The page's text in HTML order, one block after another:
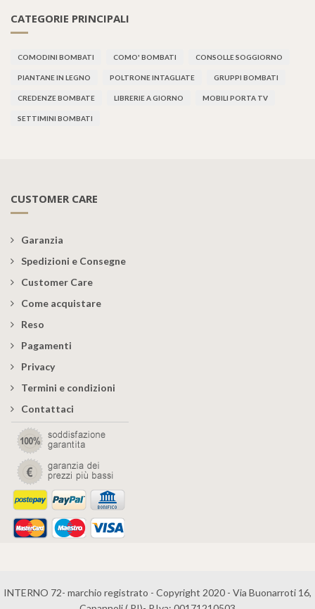
CATEGORIE PRINCIPALI
COMODINI BOMBATI COMO' BOMBATI CONSOLLE SOGGIORNO
PIANTANE IN LEGNO POLTRONE INTAGLIATE GRUPPI BOMBATI
CREDENZE BOMBATE LIBRERIE A GIORNO MOBILI PORTA TV
SETTIMINI BOMBATI
CUSTOMER CARE
Garanzia
Spedizioni e Consegne
Customer Care
Come acquistare
Reso
Pagamenti
Privacy
Termini e condizioni
Contattaci
INTERNO 72- marchio registrato - Copyright 2020 - Via Buonarroti 16,